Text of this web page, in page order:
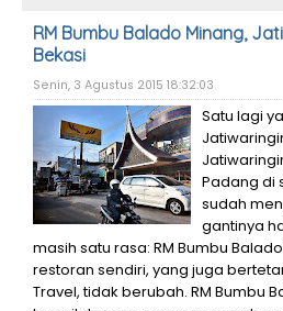
RM Bumbu Balado Minang,
Bekasi
Senin, 3 Agustus 2015 18:32:03
Satu lagi
Padang di
sudah
gantinya
masih satu rasa: RM Bumbu
restoran sendiri, yang juga
Travel, tidak berubah. RM Bumbu